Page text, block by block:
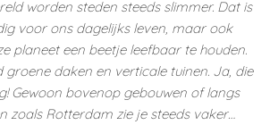
worden steden steeds slimmer. Dat is
voor ons dagelijks leven, maar ook
planeet een beetje leefbaar te houden.
groene daken en verticale tuinen. Ja, die
Gewoon bovenop gebouwen of langs
zoals Rotterdam zie je steeds vaker…